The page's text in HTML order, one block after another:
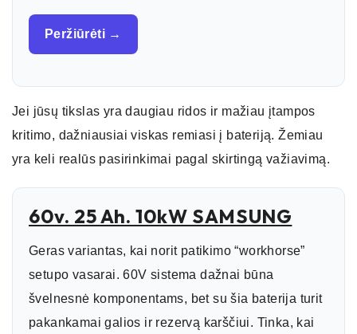
Peržiūrėti →
Jei jūsų tikslas yra daugiau ridos ir mažiau įtampos
kritimo, dažniausiai viskas remiasi į bateriją. Žemiau
yra keli realūs pasirinkimai pagal skirtingą važiavimą.
60v. 25 Ah. 10kW SAMSUNG
Geras variantas, kai norit patikimo “workhorse”
setupo vasarai. 60V sistema dažnai būna
švelnesnė komponentams, bet su šia baterija turit
pakankamai galios ir rezervą karščiui. Tinka, kai